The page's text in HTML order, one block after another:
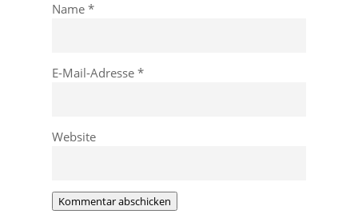
Name *
E-Mail-Adresse *
Website
Kommentar abschicken